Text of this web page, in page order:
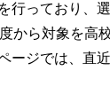
行っており、
から対象を高
ージでは、直